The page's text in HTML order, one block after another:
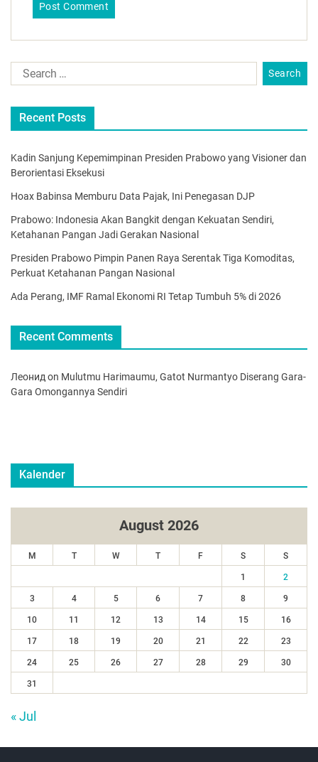
Recent Posts
Kadin Sanjung Kepemimpinan Presiden Prabowo yang Visioner dan
Berorientasi Eksekusi
Hoax Babinsa Memburu Data Pajak, Ini Penegasan DJP
Prabowo: Indonesia Akan Bangkit dengan Kekuatan Sendiri,
Ketahanan Pangan Jadi Gerakan Nasional
Presiden Prabowo Pimpin Panen Raya Serentak Tiga Komoditas,
Perkuat Ketahanan Pangan Nasional
Ada Perang, IMF Ramal Ekonomi RI Tetap Tumbuh 5% di 2026
Recent Comments
Леонид on Mulutmu Harimaumu, Gatot Nurmantyo Diserang Gara-
Gara Omongannya Sendiri
Kalender
August 2026
M T W T F S S
1 2
3 4 5 6 7 8 9
10 11 12 13 14 15 16
17 18 19 20 21 22 23
24 25 26 27 28 29 30
31
« Jul